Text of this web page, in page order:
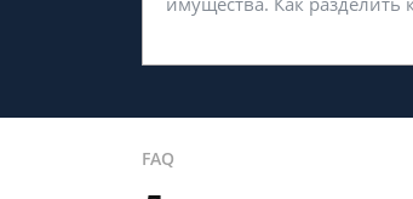
FAQ